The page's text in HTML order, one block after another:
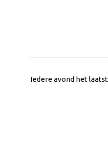
Iedere avond het